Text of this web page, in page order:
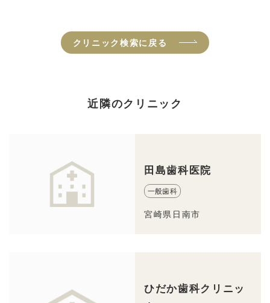
クリニック検索に戻る
近隣のクリニック
田島歯科医院
一般歯科
宮崎県日南市
ひだか歯科クリニッ